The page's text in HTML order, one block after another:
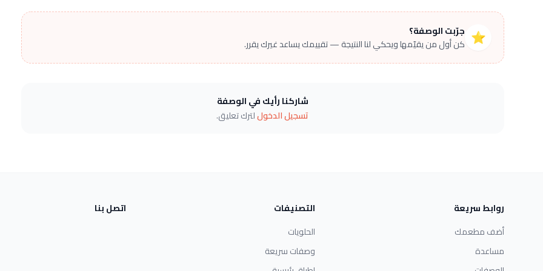
⭐ جرّبت الوصفة؟
كن أول من يقيّمها ويحكي لنا النتيجة — تقييمك يساعد غيرك يقرر.
شاركنا رأيك في الوصفة
تسجيل الدخوللترك تعليق.
روابط سريعة
أضف مطعمك
مساعدة
التصنيفات
الحلويات
وصفات سريعة
اتصل بنا